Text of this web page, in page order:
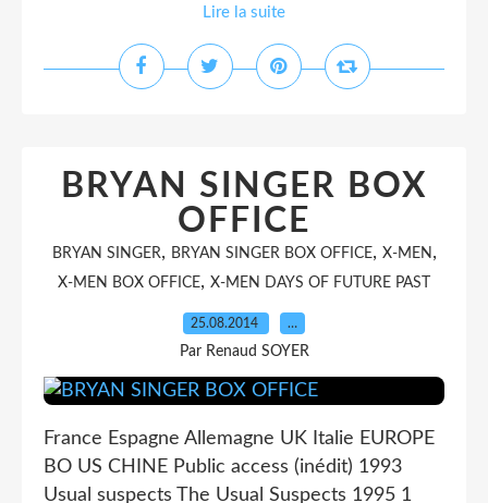
Lire la suite
BRYAN SINGER BOX
OFFICE
BRYAN SINGER, BRYAN SINGER BOX OFFICE, X-MEN ,
X-MEN BOX OFFICE, X-MEN DAYS OF FUTURE PAST
25.08.2014 …
Par Renaud SOYER
France Espagne Allemagne UK Italie EUROPE
BO US CHINE Public access (inédit) 1993
Usual suspects The Usual Suspects 1995 1